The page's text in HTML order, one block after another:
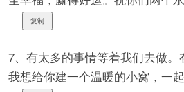
复制
7、有太多的事情等着我们去做。
我想给你建一个温暖的小窝，一